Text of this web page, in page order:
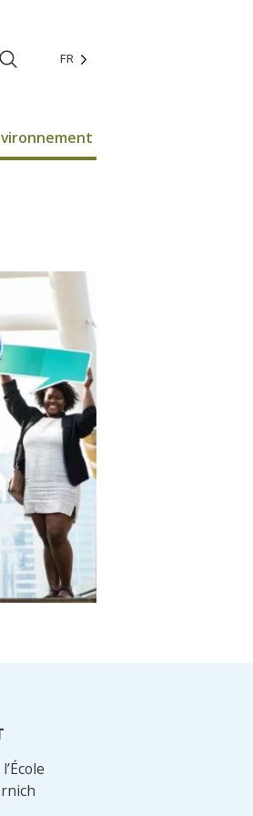
Facebook
Instagram
FR